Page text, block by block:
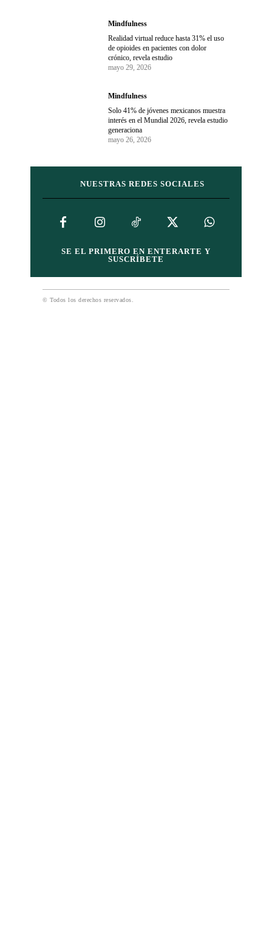
Mindfulness
Realidad virtual reduce hasta 31% el uso
de opioides en pacientes con dolor
crónico, revela estudio
mayo 29, 2026
Mindfulness
Solo 41% de jóvenes mexicanos muestra
interés en el Mundial 2026, revela estudio
generaciona
mayo 26, 2026
NUESTRAS REDES SOCIALES
SE EL PRIMERO EN ENTERARTE Y
SUSCRÍBETE
© Todos los derechos reservados.